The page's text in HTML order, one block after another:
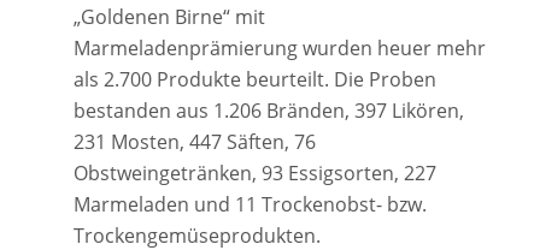
„Goldenen Birne“ mit
Marmeladenprämierung wurden heuer mehr
als 2.700 Produkte beurteilt. Die Proben
bestanden aus 1.206 Bränden, 397 Likören,
231 Mosten, 447 Säften, 76
Obstweingetränken, 93 Essigsorten, 227
Marmeladen und 11 Trockenobst- bzw.
Trockengemüseprodukten.